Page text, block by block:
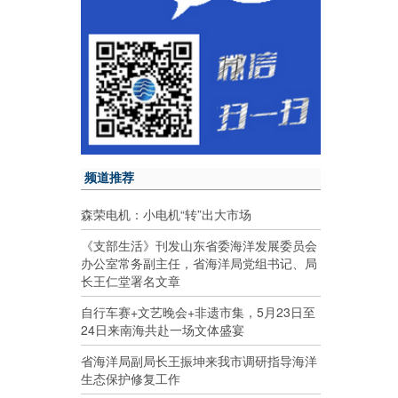
频道推荐
森荣电机：小电机“转”出大市场
《支部生活》刊发山东省委海洋发展委员会
办公室常务副主任，省海洋局党组书记、局
长王仁堂署名文章
自行车赛+文艺晚会+非遗市集，5月23日至
24日来南海共赴一场文体盛宴
省海洋局副局长王振坤来我市调研指导海洋
生态保护修复工作